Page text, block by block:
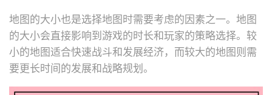
地图的大小也是选择地图时需要考虑的因素之一。地图
的大小会直接影响到游戏的时长和玩家的策略选择。较
小的地图适合快速战斗和发展经济，而较大的地图则需
要更长时间的发展和战略规划。